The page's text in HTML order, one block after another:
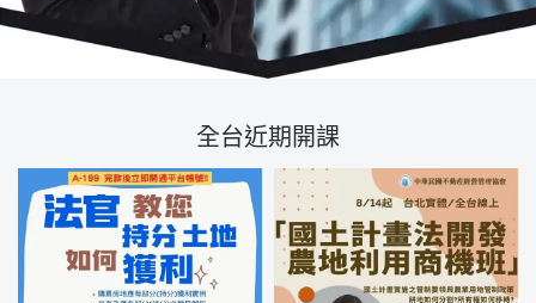
全台近期開課